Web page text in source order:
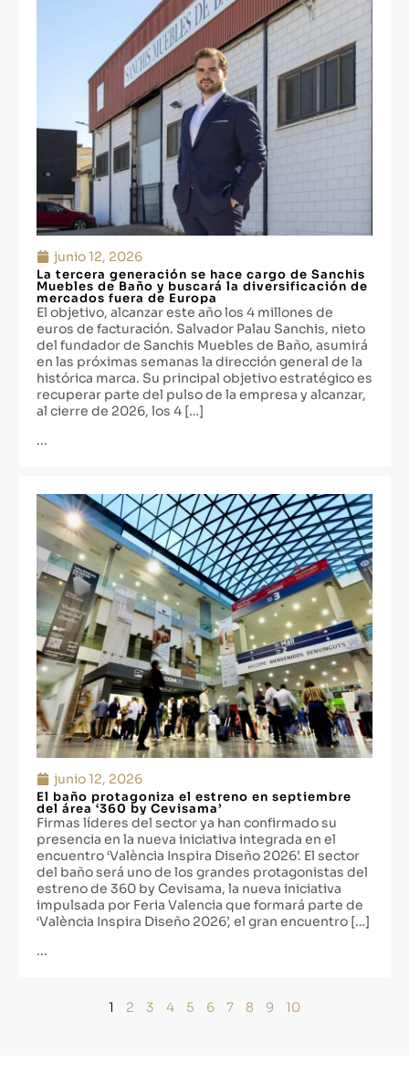
junio 12, 2026
La tercera generación se hace cargo de Sanchis
Muebles de Baño y buscará la diversificación de
mercados fuera de Europa
El objetivo, alcanzar este año los 4 millones de
euros de facturación. Salvador Palau Sanchis, nieto
del fundador de Sanchis Muebles de Baño, asumirá
en las próximas semanas la dirección general de la
histórica marca. Su principal objetivo estratégico es
recuperar parte del pulso de la empresa y alcanzar,
al cierre de 2026, los 4 […]
...
junio 12, 2026
El baño protagoniza el estreno en septiembre
del área ‘360 by Cevisama’
Firmas líderes del sector ya han confirmado su
presencia en la nueva iniciativa integrada en el
encuentro ‘València Inspira Diseño 2026’. El sector
del baño será uno de los grandes protagonistas del
estreno de 360 by Cevisama, la nueva iniciativa
impulsada por Feria Valencia que formará parte de
‘València Inspira Diseño 2026’, el gran encuentro […]
...
1 2 3 4 5 6 7 8 9 10